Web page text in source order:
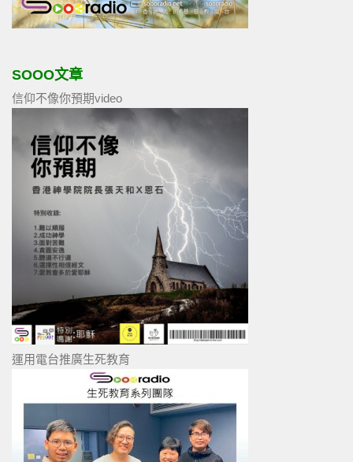
SOOO文章
信仰不像你預期video
運用電台推廣生死教育